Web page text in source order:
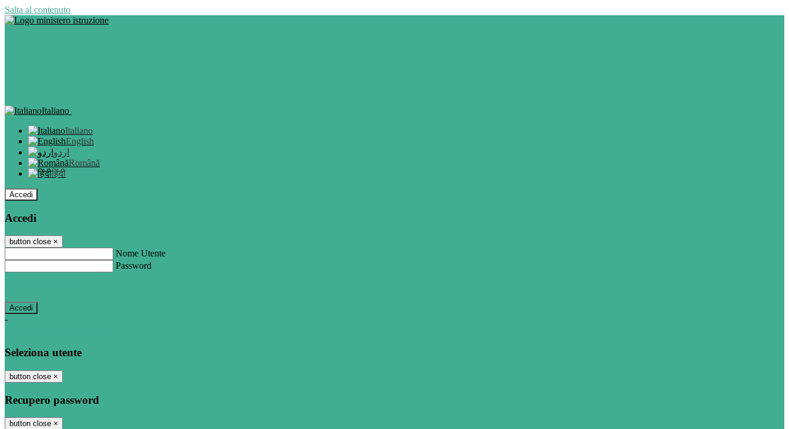
Salta al contenuto
Italiano
Italiano
English
اردو
Română
हिंदी
Accedi
Accedi
button close ×
Nome Utente
Password
-
Seleziona utente
button close ×
Recupero password
button close ×